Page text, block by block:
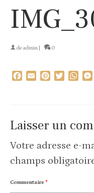
deadmin 0
Facebook
EmailPinterestTwitter
Laisser un
Votre adresse e-
champs
Commentaire *